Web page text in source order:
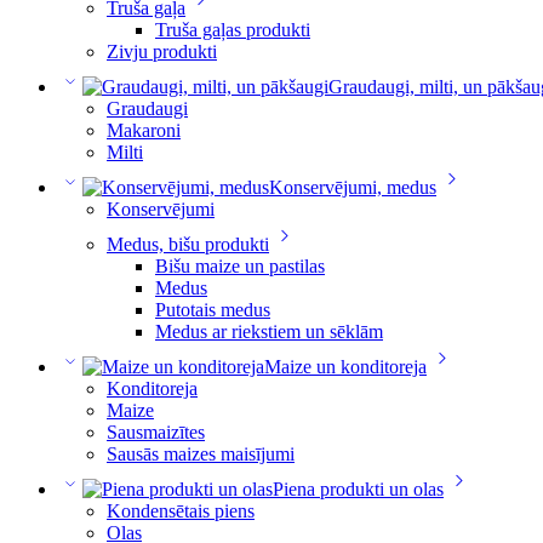
Truša gaļa
Truša gaļas produkti
Zivju produkti
Graudaugi, milti, un
Graudaugi
Makaroni
Milti
Konservējumi, medus
Konservējumi
Medus, bišu produkti
Bišu maize un pastilas
Medus
Putotais medus
Medus ar riekstiem un sēklām
Maize un konditoreja
Konditoreja
Maize
Sausmaizītes
Sausās maizes maisījumi
Piena produkti un olas
Kondensētais piens
Olas